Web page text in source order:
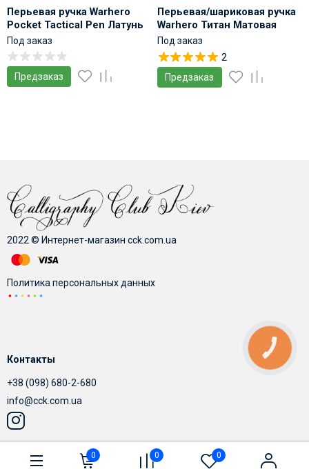
Перьевая ручка Warhero
Pocket Tactical Pen Латунь
Многофункциональная
Под заказ
Предзаказ
Перьевая/шариковая ручка
Warhero Титан Матовая
Под заказ
2
Предзаказ
2022 © Интернет-магазин cck.com.ua
Политика персональных данных
Контакты
+38 (098) 680-2-680
info@cck.com.ua
0 0 0
КНОПКА
СВЯЗИ